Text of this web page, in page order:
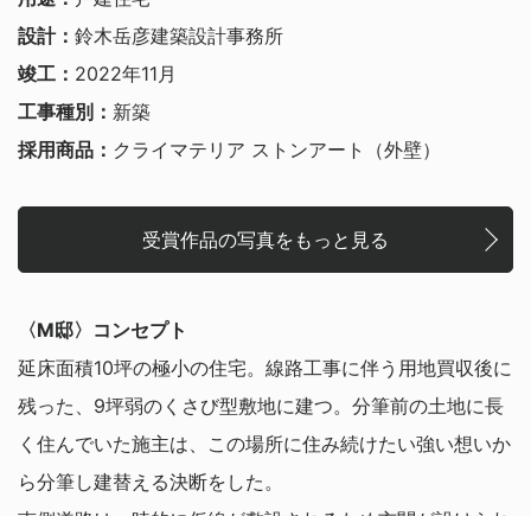
設計： 鈴木岳彦建築設計事務所
竣工： 2022年11月
工事種別： 新築
採用商品： クライマテリア ストンアート（外壁）
受賞作品の写真をもっと見る
〈M邸〉コンセプト
延床面積10坪の極小の住宅。線路工事に伴う用地買収後に
残った、9坪弱のくさび型敷地に建つ。分筆前の土地に長
く住んでいた施主は、この場所に住み続けたい強い想いか
ら分筆し建替える決断をした。